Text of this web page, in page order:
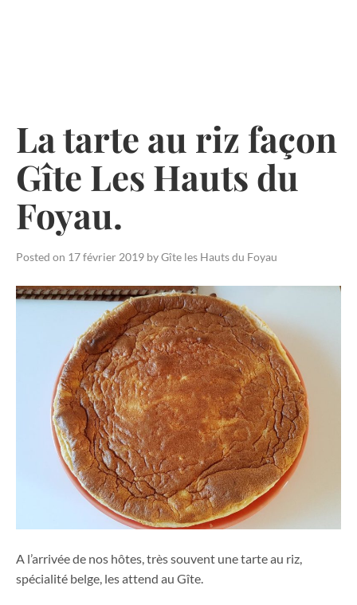
La tarte au riz façon
Gîte Les Hauts du
Foyau.
Posted on 17 février 2019 byGîte les Hauts du Foyau
A l’arrivée de nos hôtes, très souvent une tarte au riz,
spécialité belge, les attend au Gîte.